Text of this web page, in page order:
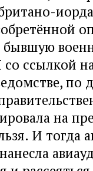
бывшую
ссылкой
по
на
И тогда